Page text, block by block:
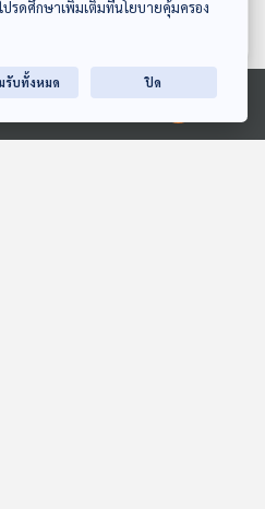
ณะแห่งประเทศไทย
กระทิง เรืองโรจน์ พูนผล
Made My Day วันนี้ดีที่สุด
ปรดศึกษาเพิ่มเติมที่นโยบายคุ้มครอง
รับทั้งหมด ปิด